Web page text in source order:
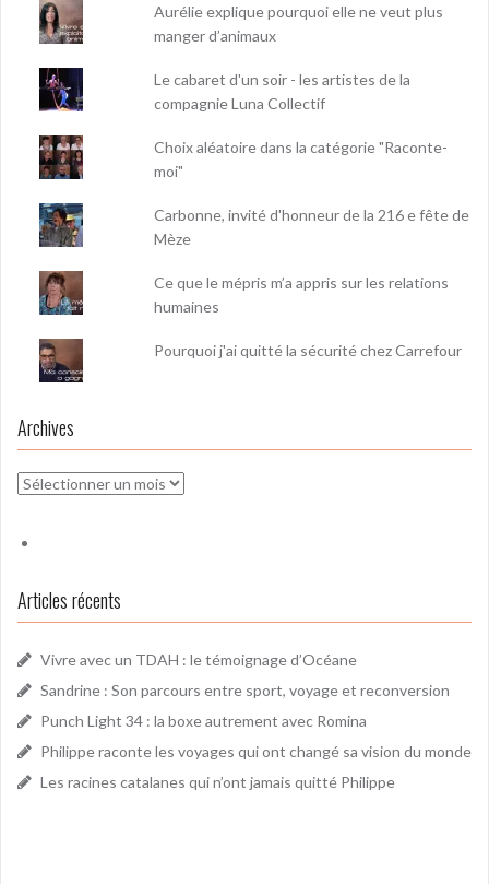
Aurélie explique pourquoi elle ne veut plus
manger d’animaux
Le cabaret d'un soir - les artistes de la
compagnie Luna Collectif
Choix aléatoire dans la catégorie "Raconte-
moi"
Carbonne, invité d'honneur de la 216 e fête de
Mèze
Ce que le mépris m’a appris sur les relations
humaines
Pourquoi j'ai quitté la sécurité chez Carrefour
Archives
Archives
Articles récents
Vivre avec un TDAH : le témoignage d’Océane
Sandrine : Son parcours entre sport, voyage et reconversion
Punch Light 34 : la boxe autrement avec Romina
Philippe raconte les voyages qui ont changé sa vision du monde
Les racines catalanes qui n’ont jamais quitté Philippe